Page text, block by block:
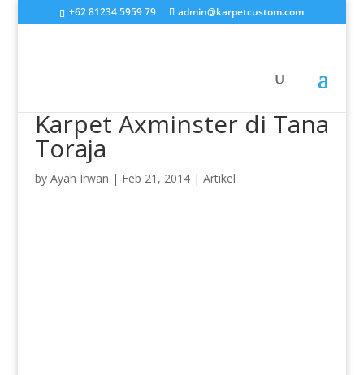
+62 81234 5959 79 admin@karpetcustom.com
Karpet Axminster di Tana
Toraja
by Ayah Irwan | Feb 21, 2014| Artikel